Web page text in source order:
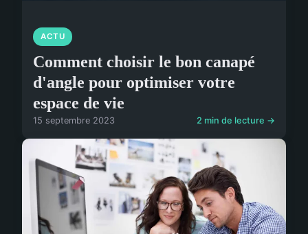
ACTU
Comment choisir le bon canapé
d'angle pour optimiser votre
espace de vie
15 septembre 2023 2 min de lecture →